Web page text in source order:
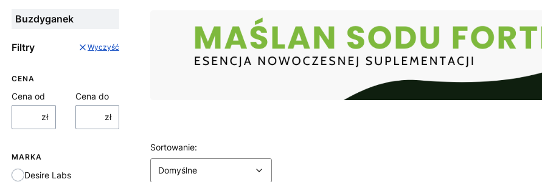
Buzdyganek
Filtry Wyczyść
CENA
Cena od
zł
Cena do
zł
MARKA
MarkaDesire Labs
Lista produktów
Sortowanie:
Domyślne